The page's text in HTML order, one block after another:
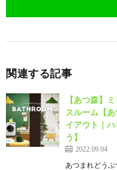
関連する記事
【あつ森】
スルーム【
イアウト｜
う】
2022.09.04
あつまれどうぶ